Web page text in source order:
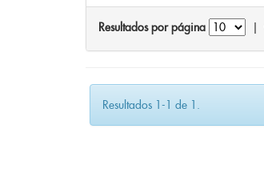
Resultados por página
Resultados 1-1 de 1.